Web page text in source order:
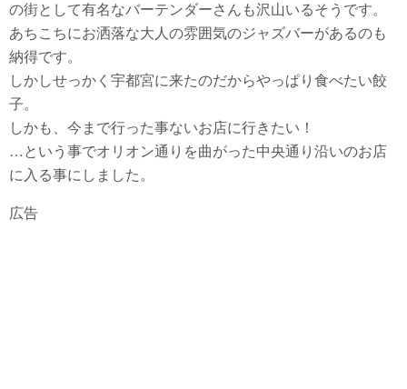
の街として有名なバーテンダーさんも沢山いるそうです。
あちこちにお洒落な大人の雰囲気のジャズバーがあるのも
納得です。
しかしせっかく宇都宮に来たのだからやっぱり食べたい餃
子。
しかも、今まで行った事ないお店に行きたい！
…という事でオリオン通りを曲がった中央通り沿いのお店
に入る事にしました。
広告